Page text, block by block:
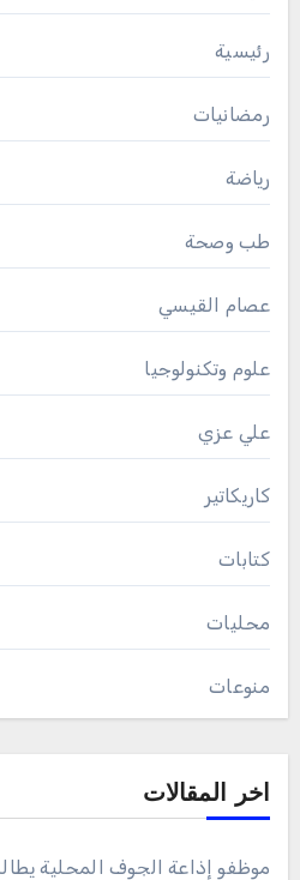
رئيسية
رمضانيات
رياضة
طب وصحة
عصام القيسي
علوم وتكنولوجيا
علي عزي
كاريكاتير
كتابات
محليات
منوعات
اخر المقالات
موظفو إذاعة الجوف المحلية